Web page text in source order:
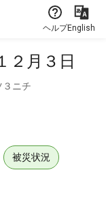
ヘルプEnglish
月３日
ニチ
被災状況